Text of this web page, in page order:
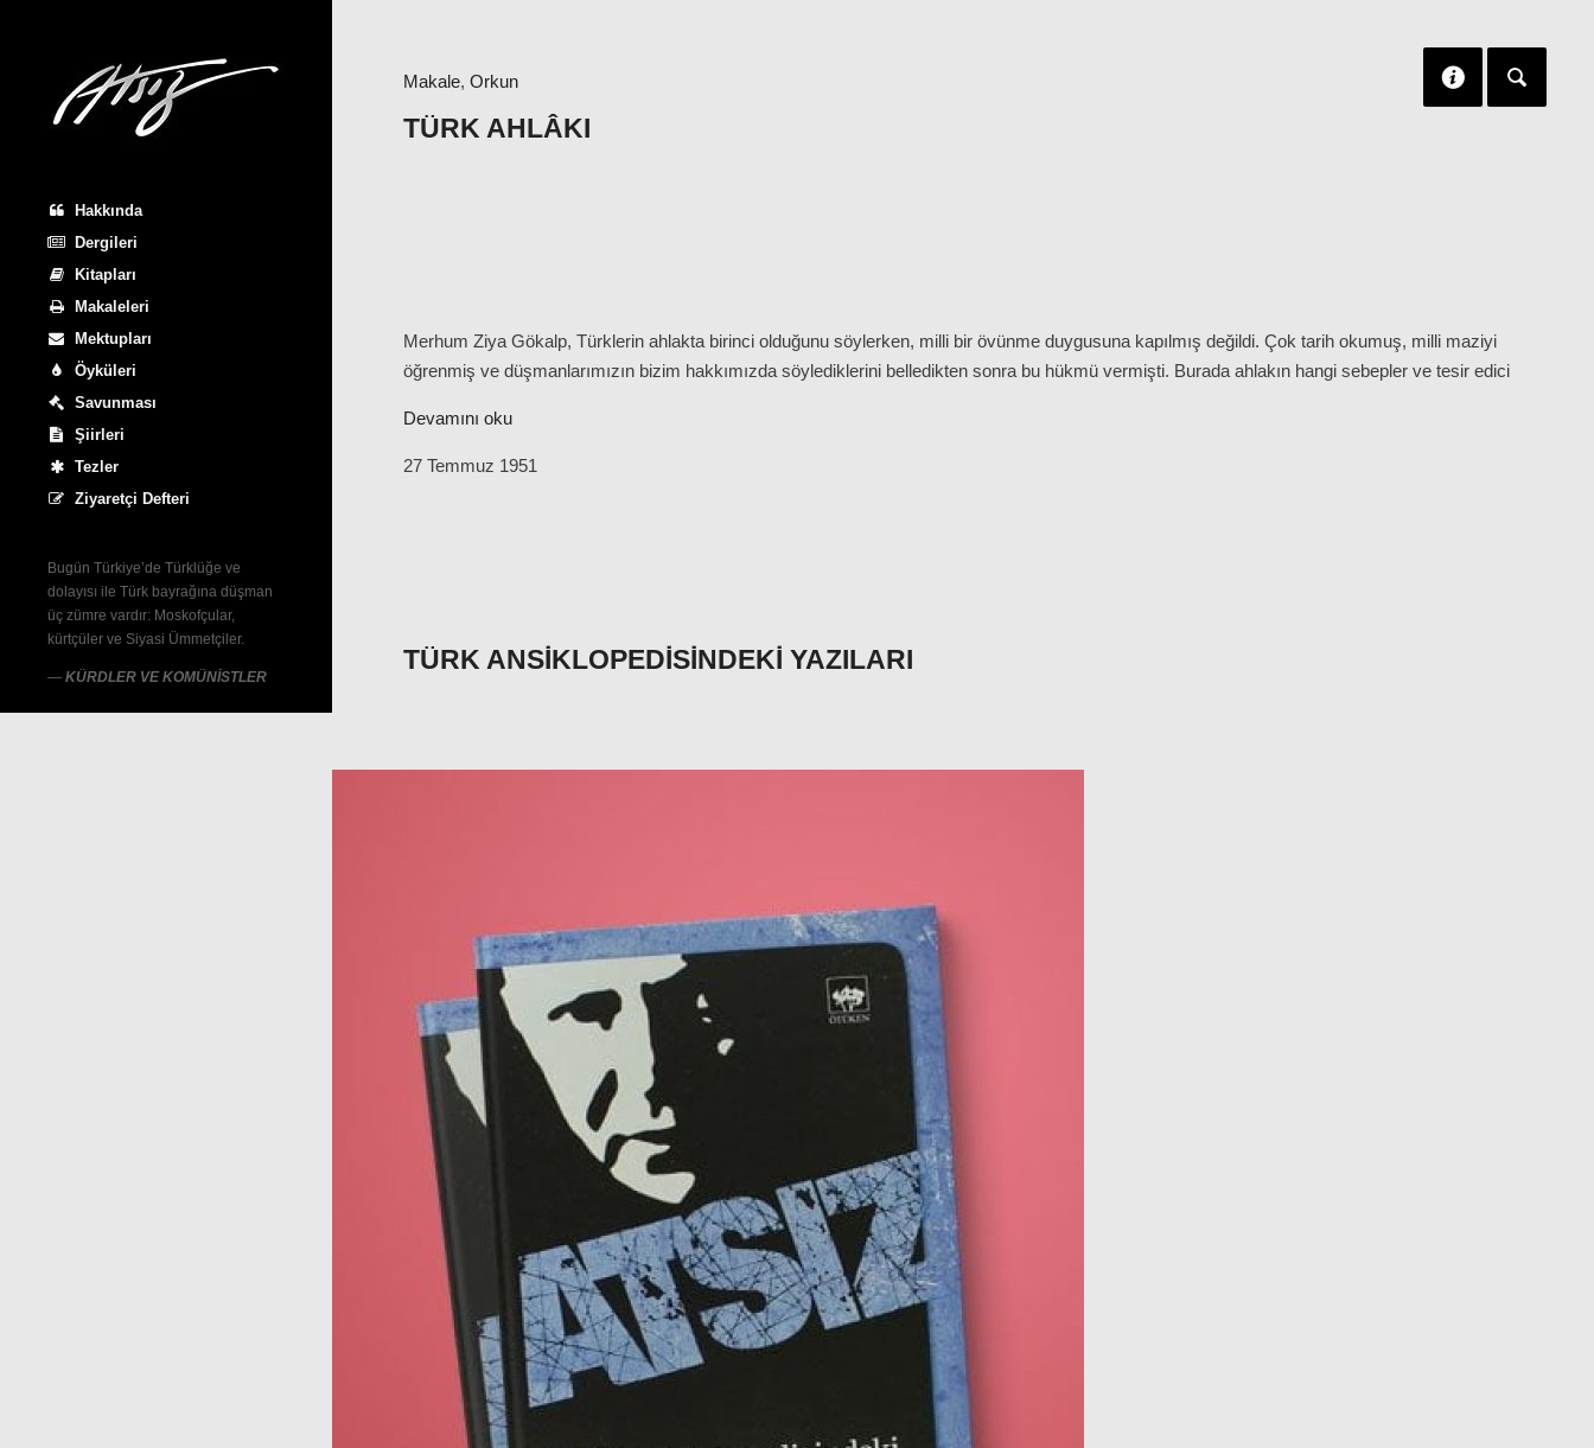
Hakkında
Dergileri
Kitapları
Makaleleri
Mektupları
Öyküleri
Savunması
Şiirleri
Tezler
Ziyaretçi Defteri
Bugün Türkiye’de Türklüğe ve
dolayısı ile Türk bayrağına düşman
üç zümre vardır: Moskofçular,
kürtçüler ve Siyasi Ümmetçiler.
— KÜRDLER VE KOMÜNİSTLER
Makale, Orkun
TÜRK AHLÂKI
Merhum Ziya Gökalp, Türklerin ahlakta birinci olduğunu söylerken, milli bir övünme duygusuna kapılmış değildi. Çok tarih okumuş, milli maziyi
öğrenmiş ve düşmanlarımızın bizim hakkımızda söylediklerini belledikten sonra bu hükmü vermişti. Burada ahlakın hangi sebepler ve tesir edici
Devamını oku
27 Temmuz 1951
TÜRK ANSIKLOPEDISINDEKI YAZILARI